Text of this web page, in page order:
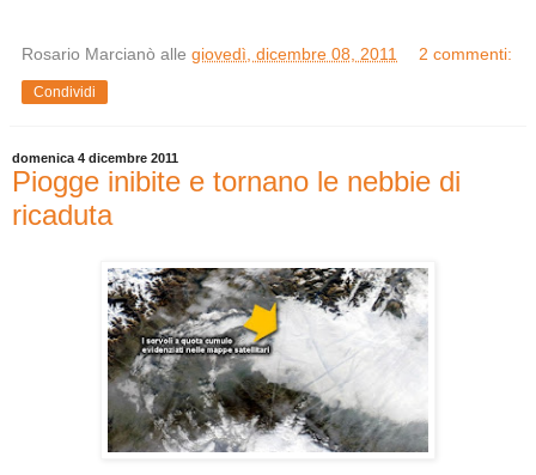
Rosario Marcianò alle giovedì, dicembre 08, 2011 2 commenti:
Condividi
domenica 4 dicembre 2011
Piogge inibite e tornano le nebbie di
ricaduta